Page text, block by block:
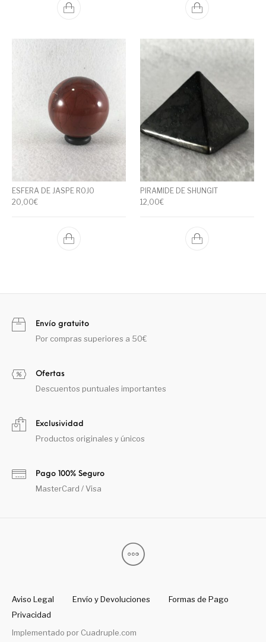
ESFERA DE JASPE ROJO
20,00€
PIRAMIDE DE SHUNGIT
12,00€
Envío gratuito
Por compras superiores a 50€
Ofertas
Descuentos puntuales importantes
Exclusividad
Productos originales y únicos
Pago 100% Seguro
MasterCard / Visa
Aviso Legal Envío y Devoluciones
Formas de Pago
Privacidad
Implementado por Cuadruple.com